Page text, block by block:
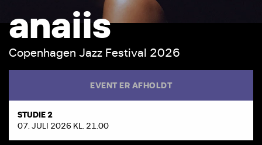
anaiis
Copenhagen Jazz Festival 2026
EVENT ER AFHOLDT
STUDIE 2
07. JULI 2026 KL. 21.00